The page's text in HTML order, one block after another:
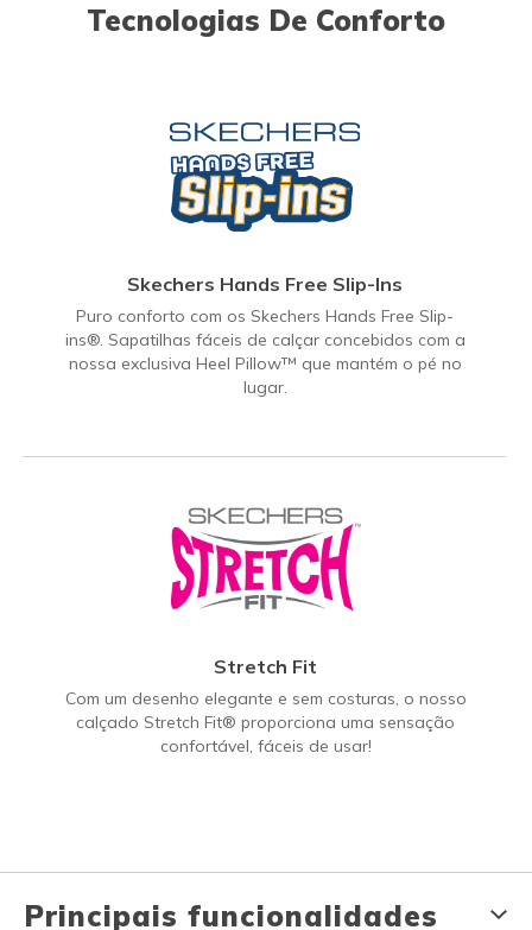
Tecnologias De Conforto
Skechers Hands Free Slip-Ins
Puro conforto com os Skechers Hands Free Slip-
ins®. Sapatilhas fáceis de calçar concebidos com a
nossa exclusiva Heel Pillow™ que mantém o pé no
lugar.
Stretch Fit
Com um desenho elegante e sem costuras, o nosso
calçado Stretch Fit® proporciona uma sensação
confortável, fáceis de usar!
Principais funcionalidades